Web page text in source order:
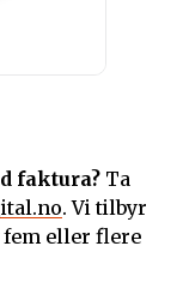
faktura? Ta
. Vi tilbyr
fem eller flere